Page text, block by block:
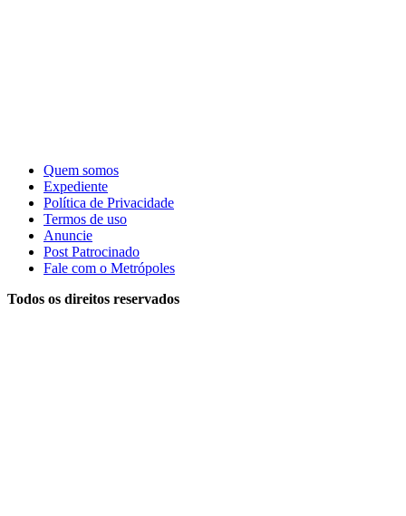
Quem somos
Expediente
Política de Privacidade
Termos de uso
Anuncie
Post Patrocinado
Fale com o Metrópoles
Todos os direitos reservados